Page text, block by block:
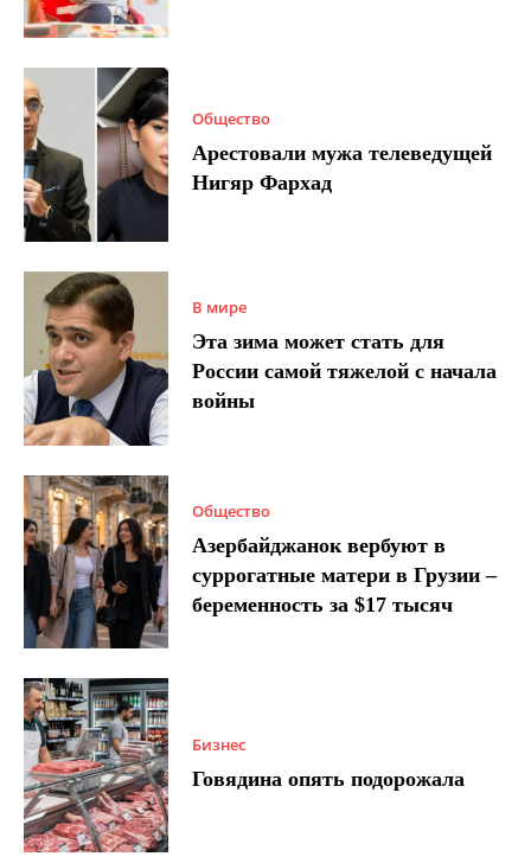
Общество
Арестовали мужа телеведущей
Нигяр Фархад
В мире
Эта зима может стать для
России самой тяжелой с начала
войны
Общество
Азербайджанок вербуют в
суррогатные матери в Грузии –
беременность за $17 тысяч
Бизнес
Говядина опять подорожала